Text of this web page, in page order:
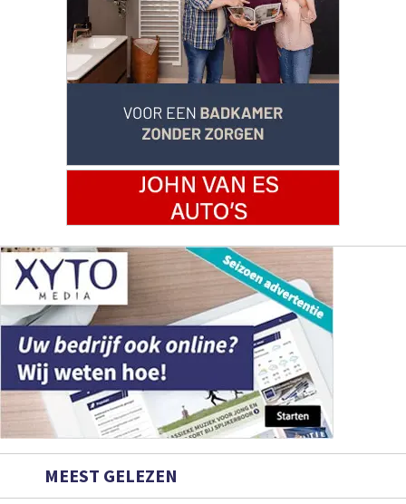
MEEST GELEZEN